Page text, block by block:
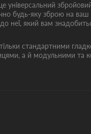
універсальний
будь-яку зброю на
неї, який вам
стандартними
а й модульними та